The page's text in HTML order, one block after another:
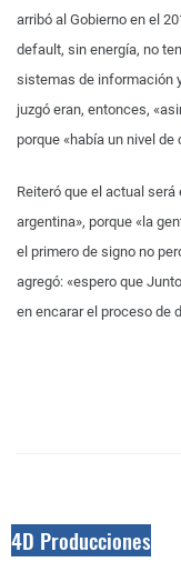
arribó al Gobierno en el
default, sin energía, no
sistemas de información
juzgó eran, entonces,
porque «había un nivel
Reiteró que el actual
argentina», porque «la
el primero de signo no
agregó: «espero que
en encarar el proceso de
4D Producciones